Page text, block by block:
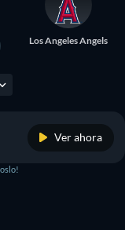
Los Angeles Angels
Ver ahora